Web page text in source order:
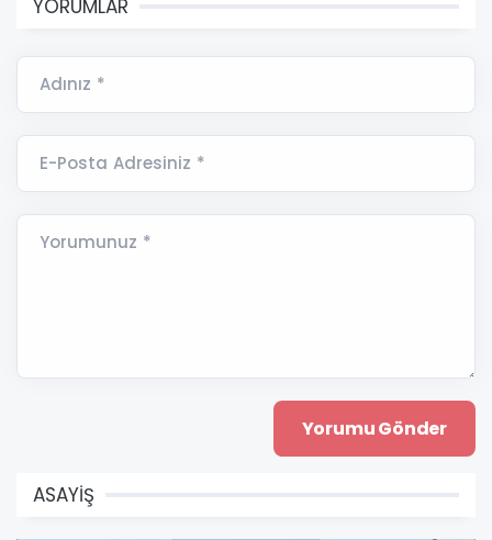
YORUMLAR
Adınız *
E-Posta Adresiniz *
Yorumunuz *
ASAYİŞ